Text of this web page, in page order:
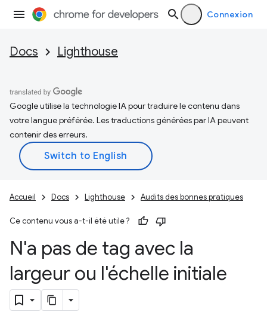
Connexion
Docs Lighthouse
Google utilise la technologie IA pour traduire le contenu dans
votre langue préférée. Les traductions générées par IA peuvent
contenir des erreurs.
Accueil Docs Lighthouse Audits des bonnes pratiques
Ce contenu vous a-t-il été utile ?
N'a pas de tag avec la
largeur ou l'échelle initiale